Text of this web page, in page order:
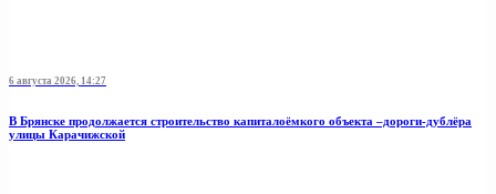
6 августа 2026, 14:27
В Брянске продолжается строительство капиталоёмкого объекта –дороги-дублёра
улицы Карачижской